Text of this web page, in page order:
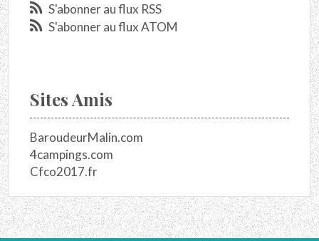
S'abonner au flux RSS
S'abonner au flux ATOM
Sites Amis
BaroudeurMalin.com
4campings.com
Cfco2017.fr